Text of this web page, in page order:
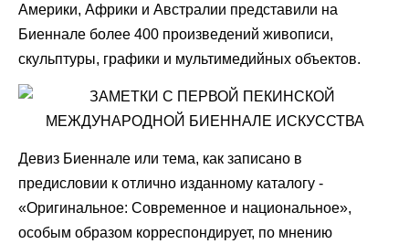
Америки, Африки и Австралии представили на
Биеннале более 400 произведений живописи,
скульптуры, графики и мультимедийных объектов.
Девиз Биеннале или тема, как записано в
предисловии к отлично изданному каталогу -
«Оригинальное: Современное и национальное»,
особым образом корреспондирует, по мнению